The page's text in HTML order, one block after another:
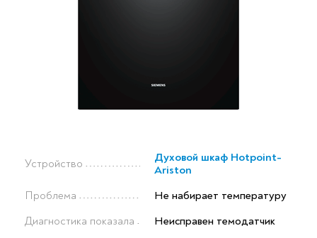
Устройство
Духовой шкаф Hotpoint-
Ariston
Проблема
Не набирает температуру
Диагностика показала
Неисправен темодатчик